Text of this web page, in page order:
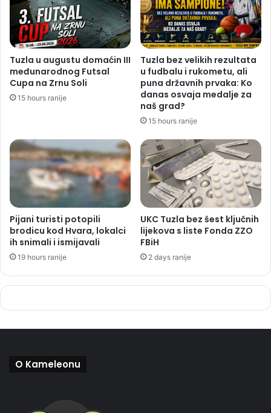
Tuzla u augustu domaćin III
međunarodnog Futsal
Cupa na Zrnu Soli
15 hours ranije
Tuzla bez velikih rezultata
u fudbalu i rukometu, ali
puna državnih prvaka: Ko
danas osvaja medalje za
naš grad?
15 hours ranije
Pijani turisti potopili
brodicu kod Hvara, lokalci
ih snimali i ismijavali
19 hours ranije
UKC Tuzla bez šest ključnih
lijekova s liste Fonda ZZO
FBiH
2 days ranije
O Kameleonu